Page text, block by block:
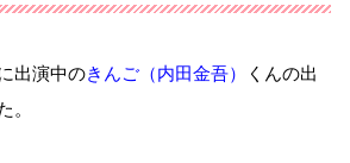
出演中のきんご（内田金吾） くんの出
。